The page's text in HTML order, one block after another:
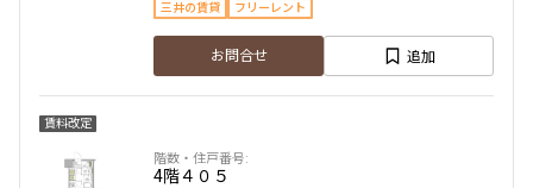
三井の賃貸 フリーレント
お問合せ 追加
賃料改定
4階４０５